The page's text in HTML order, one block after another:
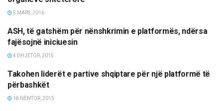
5 MARS, 2016
LAJME
ASH, të gatshëm për nënshkrimin e platformës, ndërsa
fajësojnë iniciuesin
4 DHJETOR, 2015
LAJME
Takohen liderët e partive shqiptare për një platformë të
përbashkët
18 NËNTOR, 2015